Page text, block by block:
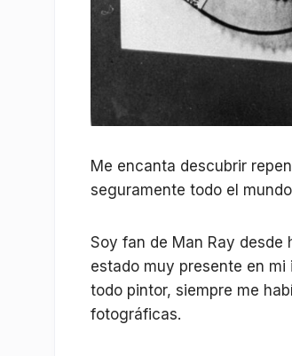
Me encanta descubrir
seguramente todo el
Soy fan de Man Ray
estado muy presente en
todo pintor, siempre me
fotográficas.